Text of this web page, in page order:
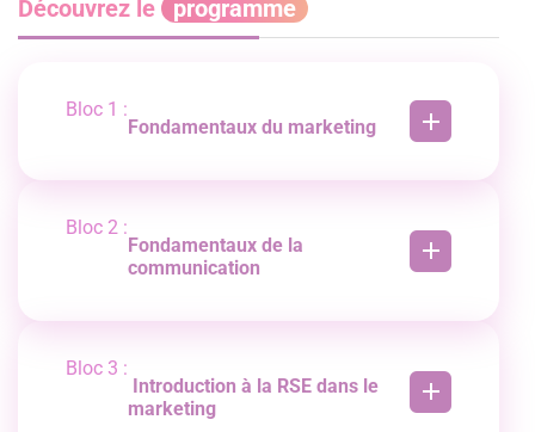
Découvrez le programme
Bloc 1 :
Fondamentaux du marketing
-Outils : Diagnostic SWOT, Mix marketing, Porter,
matrice Ansoff.
Bloc 2 :
Fondamentaux de la
communication
-Positionnement, public cible, moyens média et
hors média.
Bloc 3 :
Introduction à la RSE dans le
marketing